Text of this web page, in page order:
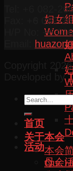
妇女组
活动
母会
Tel: +6 082-
Fax: +6 082-
H/P No: +6
Copyright
Developed by
首页
关于本会
本会
Our